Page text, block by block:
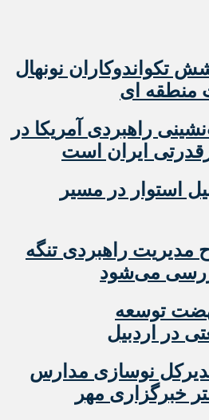
تکواندوکاران نونهال
منطقه ای
راهبردی آمریکا در
ایران است
استوار در مسیر
مدیریت راهبردی تنگه
می‌شود
توسعه
در اردبیل
نوسازی مدارس
خبرگزاری مهر